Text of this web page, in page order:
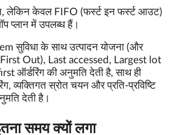
लेकिन केवल FIFO (फर्स्ट इन फर्स्ट आउट)
प्लान में उपलब्ध हैं।
सुविधा के साथ उत्पादन योजना (और
Out), Last accessed, Largest lot
ऑर्डरिंग की अनुमति देती है, साथ ही
व्यक्तिगत स्रोत चयन और प्रति-प्रविष्टि
देती है।
समय क्यों लगा